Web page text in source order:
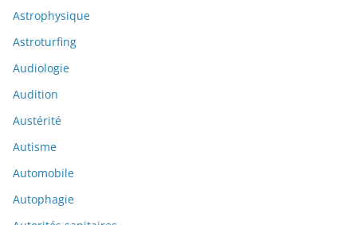
Astrophysique
Astroturfing
Audiologie
Audition
Austérité
Autisme
Automobile
Autophagie